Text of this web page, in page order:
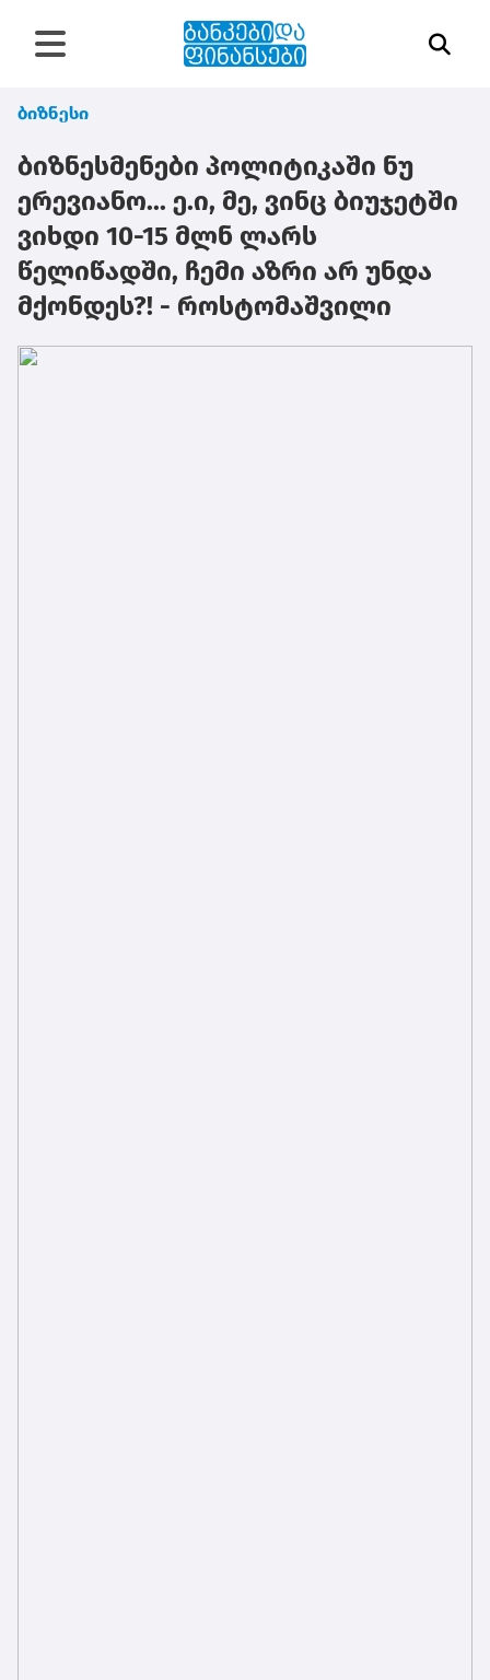
ბიზნესი
ბიზნესმენები პოლიტიკაში ნუ
ერევიანო... ე.ი, მე, ვინც ბიუჯეტში
ვიხდი 10-15 მლნ ლარს
წელიწადში, ჩემი აზრი არ უნდა
მქონდეს?! - როსტომაშვილი